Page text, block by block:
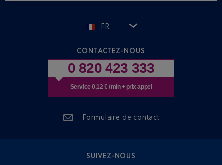
FR
CONTACTEZ-NOUS
0 820 423 333
Service 0,12 € / min + prix appel
Formulaire de contact
SUIVEZ-NOUS